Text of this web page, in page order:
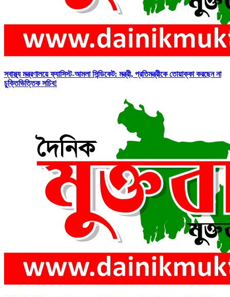
স্বাস্থ্য মন্ত্রণালয়ে ফ্যাসিস্ট-আমলা সিন্ডিকেট: মন্ত্রী, প্রতিমন্ত্রীকে তোয়াক্কা করছেন না
চুক্তিভিত্তিক সচিব!